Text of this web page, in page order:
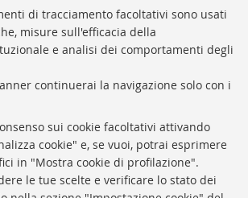
di tracciamento facoltativi sono usati
misure sull'efficacia della
e analisi dei comportamenti degli
continuerai la navigazione solo con i
sui cookie facoltativi attivando
cookie" e, se vuoi, potrai esprimere
in "Mostra cookie di profilazione".
le tue scelte e verificare lo stato dei
Citti
Maria Pia Torricelli
Luigia Di Pumpo
- 40126 Bologna (BO)
- Fax +39 051 2088385
dei servizi